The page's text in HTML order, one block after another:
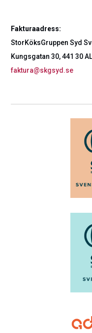
Fakturaadress:
StorKöksGruppen Syd
Kungsgatan 30, 441 30
faktura@skgsyd.se